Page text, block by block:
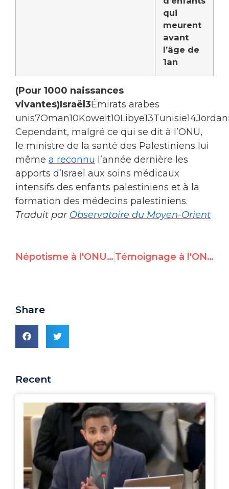
qui
meurent
avant
l’âge de
1an
(Pour 1000 naissances
vivantes)Israël 3Émirats arabes
Cependant, malgré ce qui se dit à l’ONU,
le ministre de la santé des Palestiniens lui
même a reconnu l’année dernière les
apports d’Israël aux soins médicaux
intensifs des enfants palestiniens et à la
formation des médecins palestiniens.
Traduit par Observatoire du Moyen-Orient
Népotisme à l'ONU dénoncé par UN Watch Témoignage à l'ONU au sujet du Vanuatu
Share
Recent